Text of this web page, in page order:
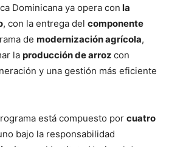
Dominicana ya opera con la
, con la entrega del componente
de modernización agrícola,
la producción de arroz con
y una gestión más eficiente
está compuesto por cuatro
bajo la responsabilidad